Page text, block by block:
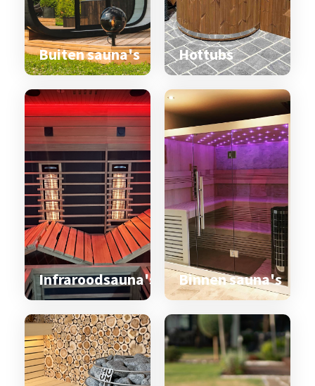
Buiten sauna's Hottubs
Infraroodsauna's Binnen sauna's